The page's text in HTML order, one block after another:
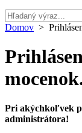
Domov >
Pri akýchkoľvek
administrátora!